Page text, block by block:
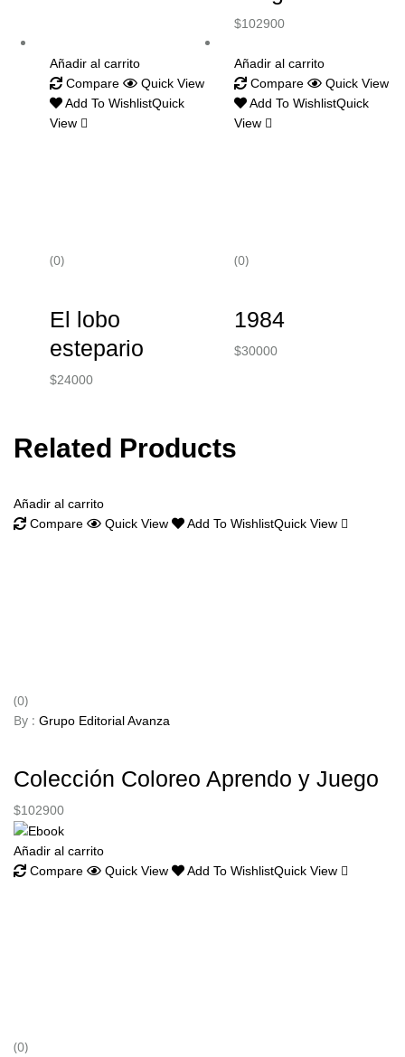
$102900
Añadir al carrito
Compare
Quick View
Add To WishlistQuick
View
(0)
El lobo
estepario
$24000
Añadir al carrito
Compare
Quick View
Add To WishlistQuick
View
(0)
1984
$30000
Related Products
Añadir al carrito
Compare
Quick View Add To WishlistQuick View
(0)
By : Grupo Editorial Avanza
Colección Coloreo Aprendo y Juego
$102900
Añadir al carrito
Compare
Quick View Add To WishlistQuick View
(0)